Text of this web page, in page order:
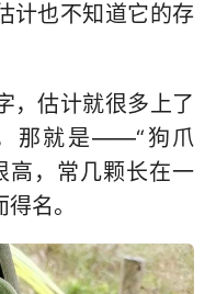
计也不知道它的存
，估计就很多上了
那就是——“狗爪
高，常几颗长在一
名。